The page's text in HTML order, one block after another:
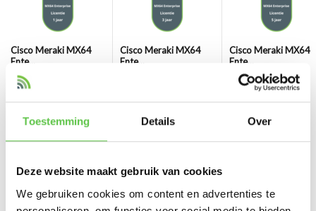
Toestemming Details Over
Deze website maakt gebruik van cookies
We gebruiken cookies om content en advertenties te
Cisco Meraki MX64
Ente...
Cisco Meraki MX64
Ente...
Cisco Meraki MX64
Ente...